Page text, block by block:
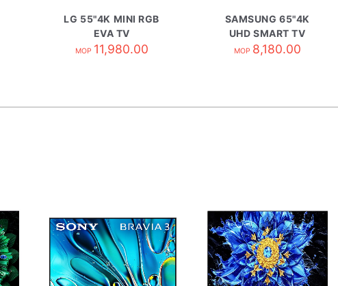
LG 55"4K MINI RGB
EVA TV
55MRG85BCA
MOP 11,980.00
SAMSUNG 65"4K
UHD SMART TV
UA65U8500HJXZK
MOP 8,180.00